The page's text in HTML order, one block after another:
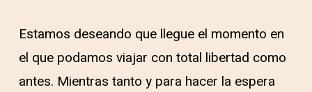
Estamos deseando que llegue el momento en
el que podamos viajar con total libertad como
antes. Mientras tanto y para hacer la espera